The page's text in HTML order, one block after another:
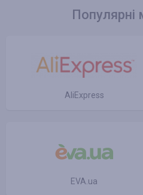
Популярні
AliExpress
EVA.ua